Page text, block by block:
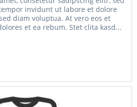
invidunt ut labore et dolore
diam voluptua. At vero eos et
et ea rebum. Stet clita kasd...